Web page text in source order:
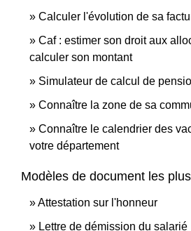
Calculer l'évolution de sa
Caf : estimer son droit aux
calculer son montant
Simulateur de calcul de
Connaître la zone de sa
Connaître le calendrier des
votre département
Modèles de document les
Attestation sur l'honneur
Lettre de démission du salarié